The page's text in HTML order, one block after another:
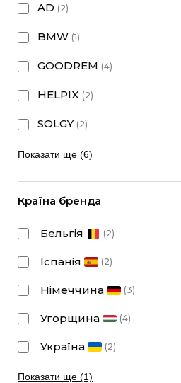
AD (2)
BMW (1)
GOODREM (4)
HELPIX (2)
SOLGY (2)
Показати ще (6)
Країна бренда
Бельгія (2)
Іспанія (2)
Німеччина (3)
Угорщина (4)
Україна (2)
Показати ще (1)